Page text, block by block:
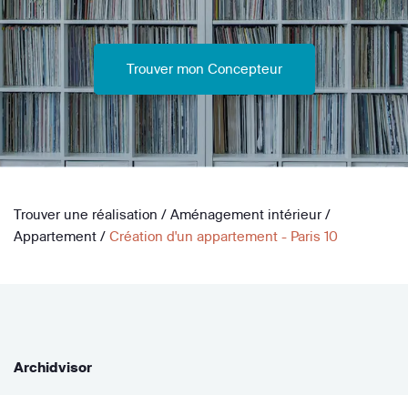
Trouver mon Concepteur
Trouver une réalisation / Aménagement intérieur /
Appartement / Création d'un appartement - Paris 10
Archidvisor